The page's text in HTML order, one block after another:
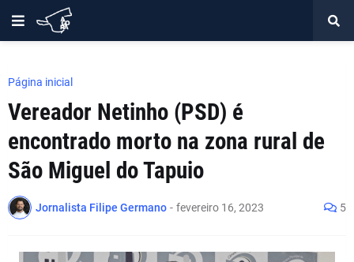
Página inicial
Vereador Netinho (PSD) é
encontrado morto na zona rural de
São Miguel do Tapuio
Jornalista Filipe Germano - fevereiro 16, 2023 5